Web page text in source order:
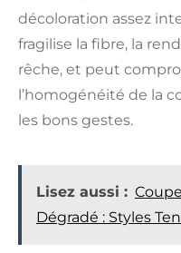
décoloration assez
fragilise la fibre, la
rêche, et peut
l’homogénéité de la
les bons gestes.
Lisez aussi :
Dégradé : Styles